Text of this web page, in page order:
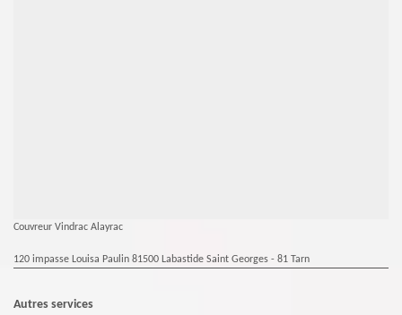
Couvreur Vindrac Alayrac
120 impasse Louisa Paulin 81500 Labastide Saint Georges - 81 Tarn
Autres services